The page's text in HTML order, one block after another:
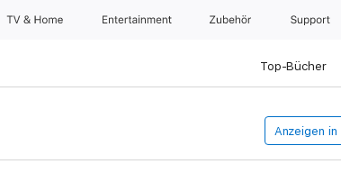
TV & Home Entertainment Zubehör Support
Top-Bücher
Anzeigen in